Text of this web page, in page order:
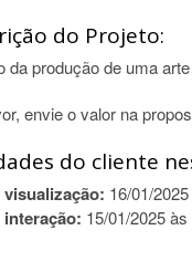
do Projeto:
da produção de uma
envie o valor na
do cliente
16/01/
15/01/2025